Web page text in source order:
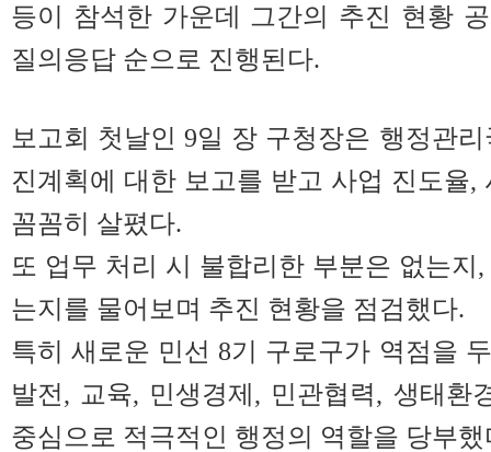
등이 참석한 가운데 그간의 추진 현황
질의응답 순으로 진행된다.
보고회 첫날인 9일 장 구청장은 행정관
진계획에 대한 보고를 받고 사업 진도율,
꼼꼼히 살폈다.
또 업무 처리 시 불합리한 부분은 없는
는지를 물어보며 추진 현황을 점검했다.
특히 새로운 민선 8기 구로구가 역점을
발전, 교육, 민생경제, 민관협력, 생태환
중심으로 적극적인 행정의 역할을 당부했